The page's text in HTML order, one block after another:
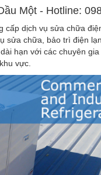
Một - Hotline:
dịch vụ sửa chữa
sửa chữa, bảo trì điện
hạn với các chuyên
vực.